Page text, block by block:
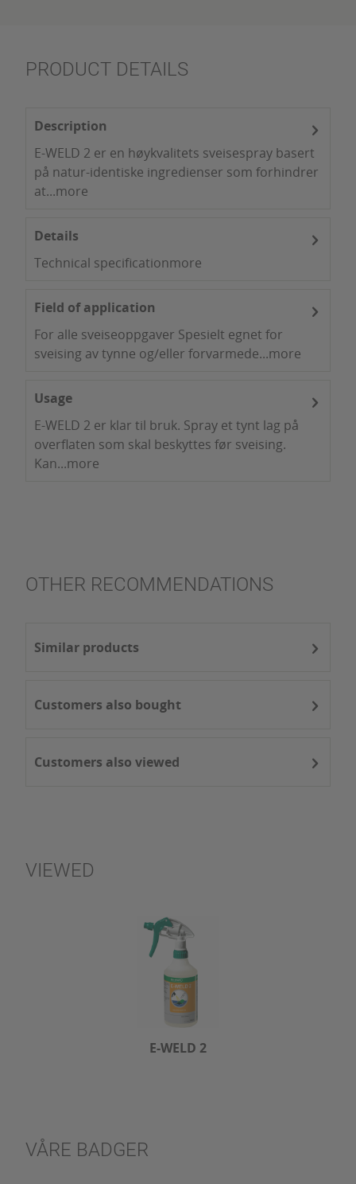
PRODUCT DETAILS
Description
E-WELD 2 er en høykvalitets sveisespray basert
på natur-identiske ingredienser som forhindrer
at...more
Details
Technical specificationmore
Field of application
For alle sveiseoppgaver Spesielt egnet for
sveising av tynne og/eller forvarmede...more
Usage
E-WELD 2 er klar til bruk. Spray et tynt lag på
overflaten som skal beskyttes før sveising.
Kan...more
OTHER RECOMMENDATIONS
Similar products
Customers also bought
Customers also viewed
VIEWED
E-WELD 2
VÅRE BADGER